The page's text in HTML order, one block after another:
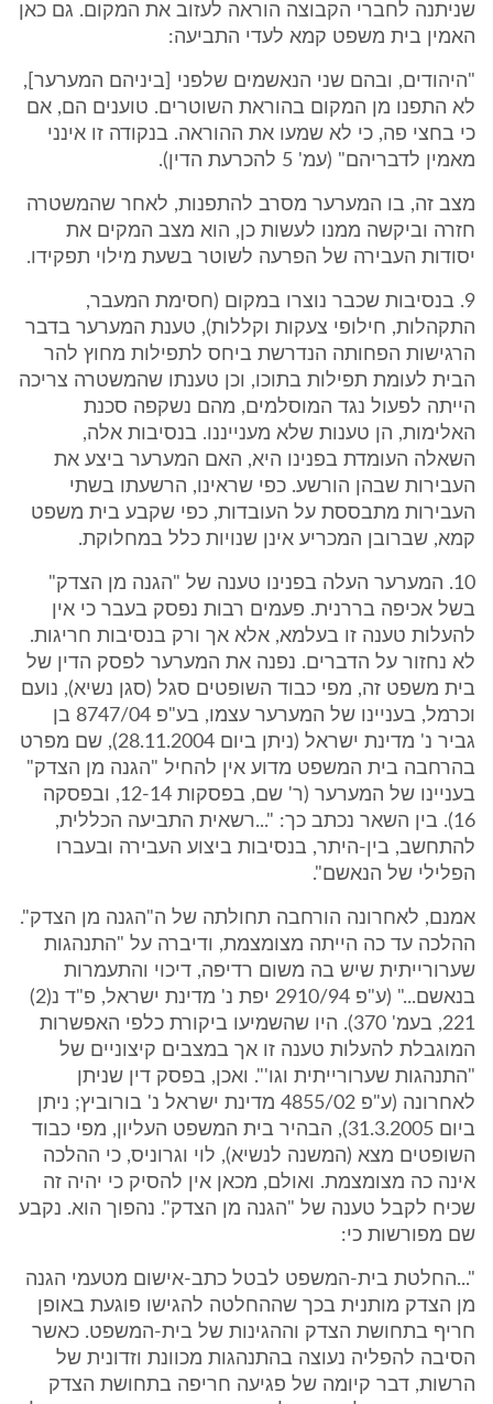
שניתנה לחברי הקבוצה הוראה לעזוב את המקום. גם כאן
האמין בית משפט קמא לעדי התביעה:
"היהודים, ובהם שני הנאשמים שלפני [ביניהם המערער],
לא התפנו מן המקום בהוראת השוטרים. טוענים הם, אם
כי בחצי פה, כי לא שמעו את ההוראה. בנקודה זו אינני
מאמין לדבריהם" (עמ' 5 להכרעת הדין).
מצב זה, בו המערער מסרב להתפנות, לאחר שהמשטרה
חזרה וביקשה ממנו לעשות כן, הוא מצב המקים את
יסודות העבירה של הפרעה לשוטר בשעת מילוי תפקידו.
9. בנסיבות שכבר נוצרו במקום (חסימת המעבר,
התקהלות, חילופי צעקות וקללות), טענת המערער בדבר
הרגישות הפחותה הנדרשת ביחס לתפילות מחוץ להר
הבית לעומת תפילות בתוכו, וכן טענתו שהמשטרה צריכה
הייתה לפעול נגד המוסלמים, מהם נשקפה סכנת
האלימות, הן טענות שלא מענייננו. בנסיבות אלה,
השאלה העומדת בפנינו היא, האם המערער ביצע את
העבירות שבהן הורשע. כפי שראינו, הרשעתו בשתי
העבירות מתבססת על העובדות, כפי שקבע בית משפט
קמא, שברובן המכריע אינן שנויות כלל במחלוקת.
10. המערער העלה בפנינו טענה של "הגנה מן הצדק"
בשל אכיפה בררנית. פעמים רבות נפסק בעבר כי אין
להעלות טענה זו בעלמא, אלא אך ורק בנסיבות חריגות.
לא נחזור על הדברים. נפנה את המערער לפסק הדין של
בית משפט זה, מפי כבוד השופטים סגל (סגן נשיא), נועם
וכרמל, בעניינו של המערער עצמו, בע"פ 8747/04 בן
גביר נ' מדינת ישראל (ניתן ביום 28.11.2004), שם מפרט
בהרחבה בית המשפט מדוע אין להחיל "הגנה מן הצדק"
בעניינו של המערער (ר' שם, בפסקות 12-14, ובפסקה
16). בין השאר נכתב כך: "...רשאית התביעה הכללית,
להתחשב, בין-היתר, בנסיבות ביצוע העבירה ובעברו
הפלילי של הנאשם".
אמנם, לאחרונה הורחבה תחולתה של ה"הגנה מן הצדק".
ההלכה עד כה הייתה מצומצמת, ודיברה על "התנהגות
שערורייתית שיש בה משום רדיפה, דיכוי והתעמרות
בנאשם..." (ע"פ 2910/94 יפת נ' מדינת ישראל, פ"ד נ(2)
221, בעמ' 370). היו שהשמיעו ביקורת כלפי האפשרות
המוגבלת להעלות טענה זו אך במצבים קיצוניים של
"התנהגות שערורייתית וגו'". ואכן, בפסק דין שניתן
לאחרונה (ע"פ 4855/02 מדינת ישראל נ' בורוביץ; ניתן
ביום 31.3.2005), הבהיר בית המשפט העליון, מפי כבוד
השופטים מצא (המשנה לנשיא), לוי וגרוניס, כי ההלכה
אינה כה מצומצמת. ואולם, מכאן אין להסיק כי יהיה זה
שכיח לקבל טענה של "הגנה מן הצדק". נהפוך הוא. נקבע
שם מפורשות כי:
"...החלטת בית-המשפט לבטל כתב-אישום מטעמי הגנה
מן הצדק מותנית בכך שההחלטה להגישו פוגעת באופן
חריף בתחושת הצדק וההגינות של בית-המשפט. כאשר
הסיבה להפליה נעוצה בהתנהגות מכוונת וזדונית של
הרשות, דבר קיומה של פגיעה חריפה בתחושת הצדק